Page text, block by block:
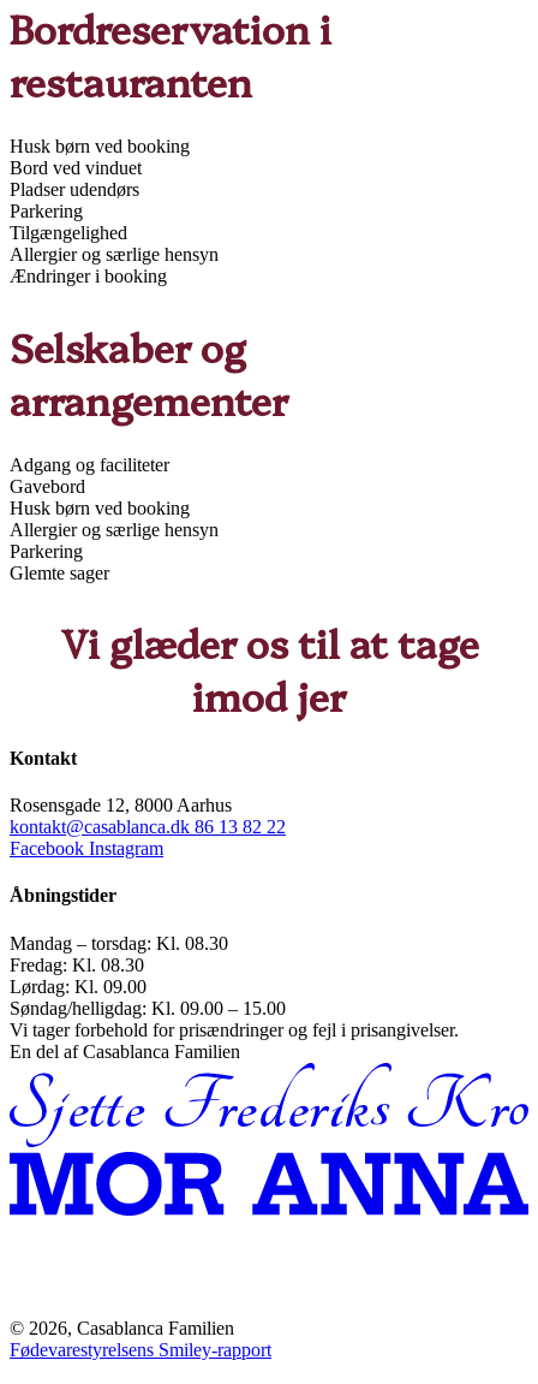
Bordreservation i
restauranten
Husk børn ved booking
Bord ved vinduet
Pladser udendørs
Parkering
Tilgængelighed
Allergier og særlige hensyn
Ændringer i booking
Selskaber og
arrangementer
Adgang og faciliteter
Gavebord
Husk børn ved booking
Allergier og særlige hensyn
Parkering
Glemte sager
Vi glæder os til at tage
imod jer
Kontakt
Rosensgade 12, 8000 Aarhus
kontakt@casablanca.dk 86 13 82 22
Facebook Instagram
Åbningstider
Mandag – torsdag: Kl. 08.30
Fredag: Kl. 08.30
Lørdag: Kl. 09.00
Søndag/helligdag: Kl. 09.00 – 15.00
Vi tager forbehold for prisændringer og fejl i prisangivelser.
En del af Casablanca Familien
© 2026, Casablanca Familien
Fødevarestyrelsens Smiley-rapport